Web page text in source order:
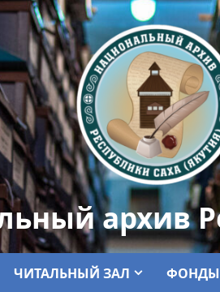
архив
ЧИТАЛЬНЫЙ ЗАЛ ФОНДЫ